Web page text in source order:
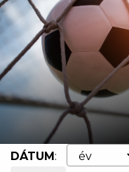
DÁTUM: